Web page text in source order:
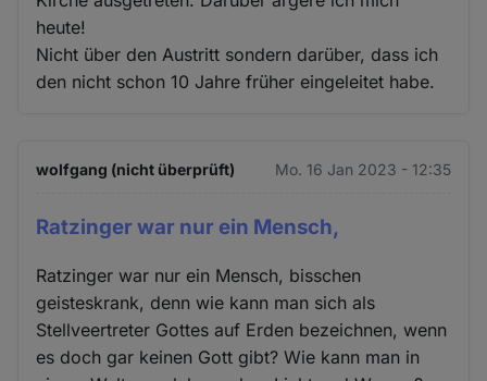
heute!
Nicht über den Austritt sondern darüber, dass ich
den nicht schon 10 Jahre früher eingeleitet habe.
wolfgang (nicht überprüft) Mo. 16 Jan 2023 - 12:35
Ratzinger war nur ein Mensch,
Ratzinger war nur ein Mensch, bisschen
geisteskrank, denn wie kann man sich als
Stellveertreter Gottes auf Erden bezeichnen, wenn
es doch gar keinen Gott gibt? Wie kann man in